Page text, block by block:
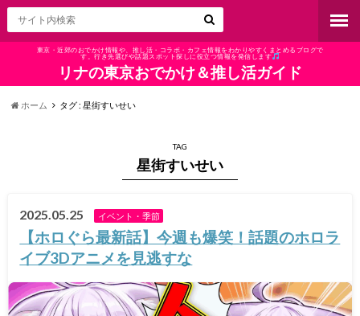
東京・近郊のおでかけ情報や、推し活・コラボ・カフェ情報をわかりやすくまとめるブログで
す。行き先選びや話題スポット探しに役立つ情報を発信します
リナの東京おでかけ＆推し活ガイド
ホーム タグ : 星街すいせい
TAG
星街すいせい
2025.05.25 イベント・季節
【ホロぐら最新話】今週も爆笑！話題のホロラ
イブ3Dアニメを見逃すな